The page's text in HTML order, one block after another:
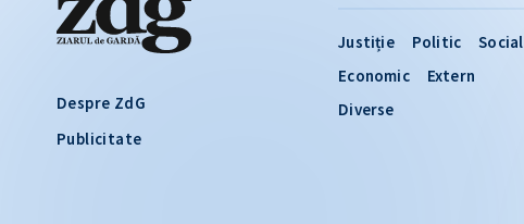
Despre ZdG
Publicitate
Justiție Politic
Social
Economic
Extern
Diverse